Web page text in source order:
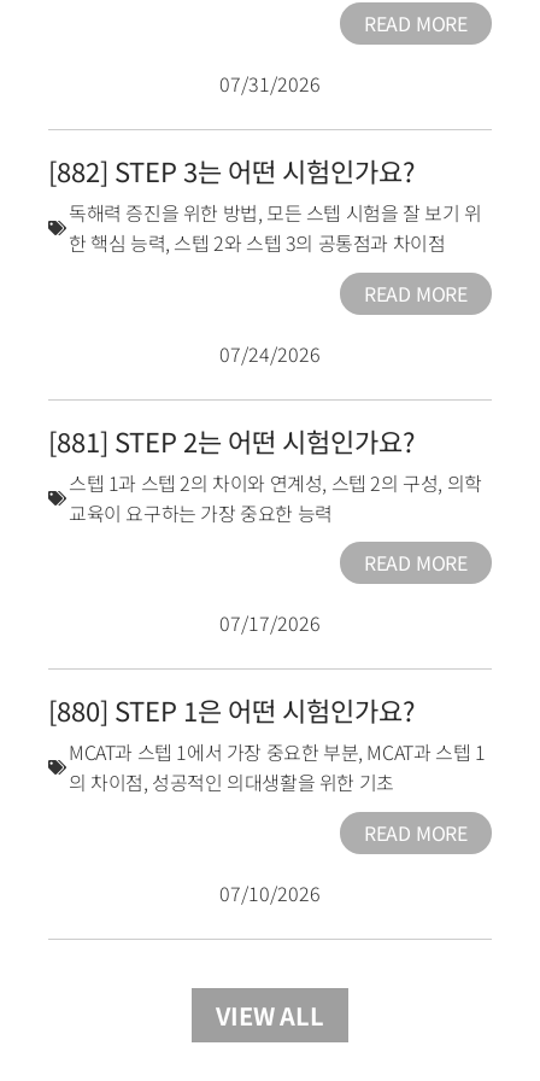
READ MORE
07/31/2026
[882] STEP 3는 어떤 시험인가요?
독해력 증진을 위한 방법, 모든 스텝 시험을 잘 보기 위
한 핵심 능력, 스텝 2와 스텝 3의 공통점과 차이점
READ MORE
07/24/2026
[881] STEP 2는 어떤 시험인가요?
스텝 1과 스텝 2의 차이와 연계성, 스텝 2의 구성, 의학
교육이 요구하는 가장 중요한 능력
READ MORE
07/17/2026
[880] STEP 1은 어떤 시험인가요?
MCAT과 스텝 1에서 가장 중요한 부분, MCAT과 스텝 1
의 차이점, 성공적인 의대생활을 위한 기초
READ MORE
07/10/2026
VIEW ALL